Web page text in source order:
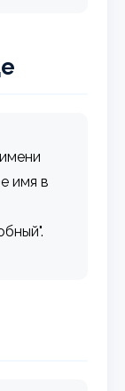
имя в